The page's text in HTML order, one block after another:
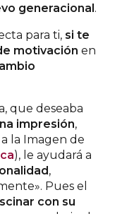
generacional.
para ti, si te
motivación en
que deseaba
impresión,
a la Imagen de
), le ayudará a
,
Pues el
con su